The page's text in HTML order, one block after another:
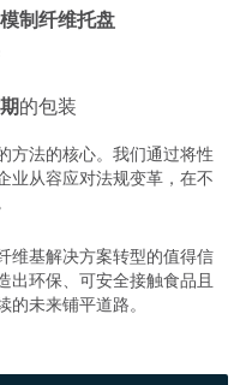
制纤维托盘
的包装
方法的核心。我们通过将性
业从容应对法规变革，在不
维基解决方案转型的值得信
出环保、可安全接触食品且
未来铺平道路。